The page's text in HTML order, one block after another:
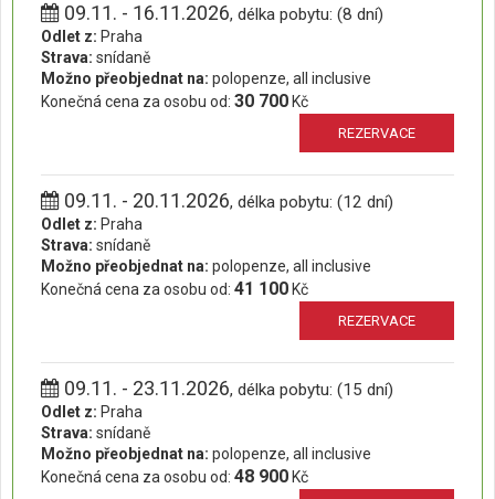
09.11. - 16.11.2026, délka pobytu: (8 dní)
Odlet z: Praha
Strava: snídaně
Možno přeobjednat na: polopenze, all inclusive
Konečná cena za osobu od: 30 700 Kč
REZERVACE
09.11. - 20.11.2026, délka pobytu: (12 dní)
Odlet z: Praha
Strava: snídaně
Možno přeobjednat na: polopenze, all inclusive
Konečná cena za osobu od: 41 100 Kč
REZERVACE
09.11. - 23.11.2026, délka pobytu: (15 dní)
Odlet z: Praha
Strava: snídaně
Možno přeobjednat na: polopenze, all inclusive
Konečná cena za osobu od: 48 900 Kč